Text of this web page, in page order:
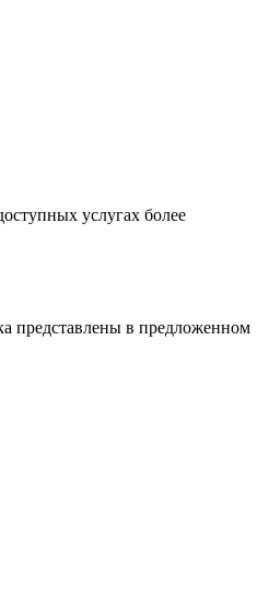
услугах более
представлены в предложенном